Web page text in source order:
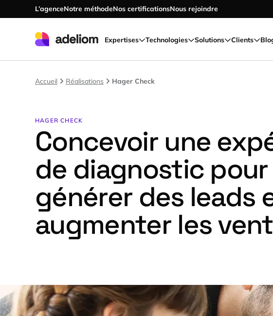
Accéder au contenu principal
L’agenceNotre méthodeNos certificationsNous rejoindre
Expertises Technologies Solutions Clients
Accueil Réalisations Hager Check
HAGER CHECK
Concevoir une
de diagnostic pour
générer des leads
augmenter les